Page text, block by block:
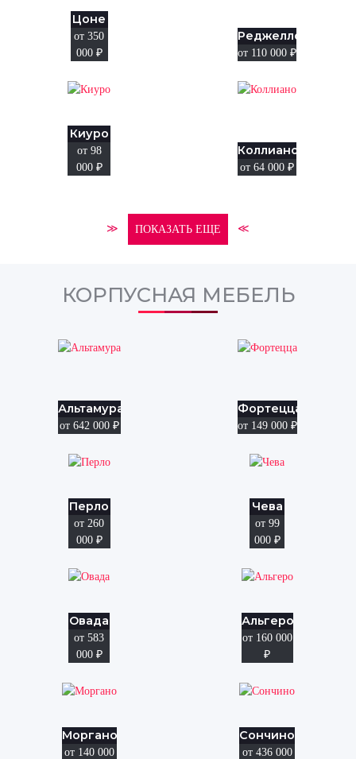
Цоне
от 350
000 ₽
Реджелло
от 110 000 ₽
Киуро
от 98
000 ₽
Коллиано
от 64 000 ₽
≫ ПОКАЗАТЬ ЕЩЕ ≪
КОРПУСНАЯ МЕБЕЛЬ
Альтамура
от 642 000 ₽
Фортецца
от 149 000 ₽
Перло
от 260
000 ₽
Чева
от 99
000 ₽
Овада
от 583
000 ₽
Альгеро
от 160 000
₽
Моргано
от 140 000
Сончино
от 436 000